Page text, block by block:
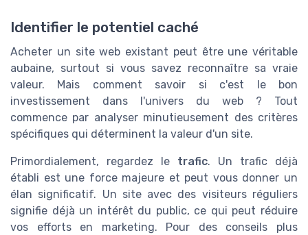
Identifier le potentiel caché
Acheter un site web existant peut être une véritable
aubaine, surtout si vous savez reconnaître sa vraie
valeur. Mais comment savoir si c'est le bon
investissement dans l'univers du web ? Tout
commence par analyser minutieusement des critères
spécifiques qui déterminent la valeur d'un site.
Primordialement, regardez le trafic. Un trafic déjà
établi est une force majeure et peut vous donner un
élan significatif. Un site avec des visiteurs réguliers
signifie déjà un intérêt du public, ce qui peut réduire
vos efforts en marketing. Pour des conseils plus